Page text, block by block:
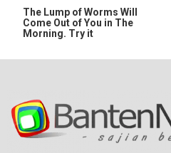
The Lump of Worms Will
Come Out of You in The
Morning. Try it